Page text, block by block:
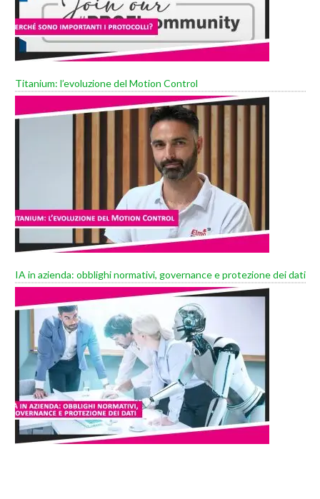
Titanium: l’evoluzione del Motion Control
IA in azienda: obblighi normativi, governance e protezione dei dati